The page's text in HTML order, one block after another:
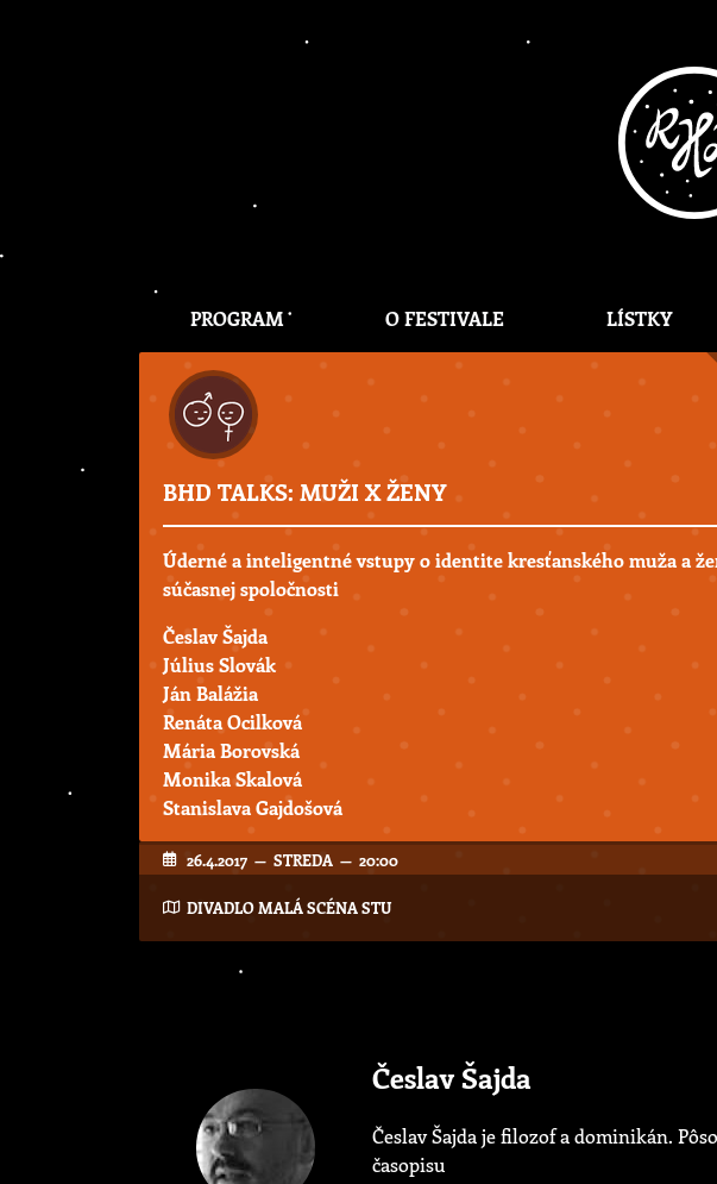
PROGRAM O FESTIVALE LÍSTKY
BHD TALKS: MUŽI X ŽENY
Úderné a inteligentné vstupy o identite kresťanského muža a
súčasnej spoločnosti
Česlav Šajda
Július Slovák
Ján Balážia
Renáta Ocilková
Mária Borovská
Monika Skalová
Stanislava Gajdošová
26.4.2017 — STREDA — 20:00
DIVADLO MALÁ SCÉNA STU
Česlav Šajda
Česlav Šajda je filozof a dominikán.
časopisu